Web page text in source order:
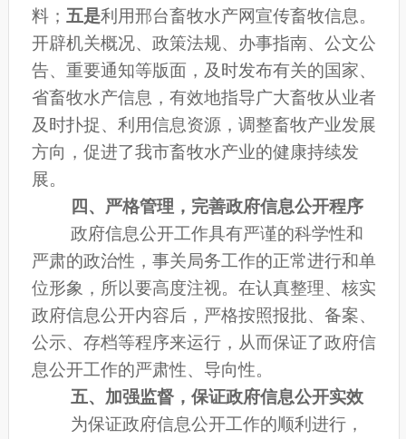
料； 五是利用邢台畜牧水产网宣传畜牧信息。
开辟机关概况、政策法规、办事指南、公文公
告、重要通知等版面，及时发布有关的国家、
省畜牧水产信息，有效地指导广大畜牧从业者
及时扑捉、利用信息资源，调整畜牧产业发展
方向，促进了我市畜牧水产业的健康持续发
展。
四、严格管理，完善政府信息公开程序
政府信息公开工作具有严谨的科学性和
严肃的政治性，事关局务工作的正常进行和单
位形象，所以要高度注视。在认真整理、核实
政府信息公开内容后，严格按照报批、备案、
公示、存档等程序来运行，从而保证了政府信
息公开工作的严肃性、导向性。
五、加强监督，保证政府信息公开实效
为保证政府信息公开工作的顺利进行，